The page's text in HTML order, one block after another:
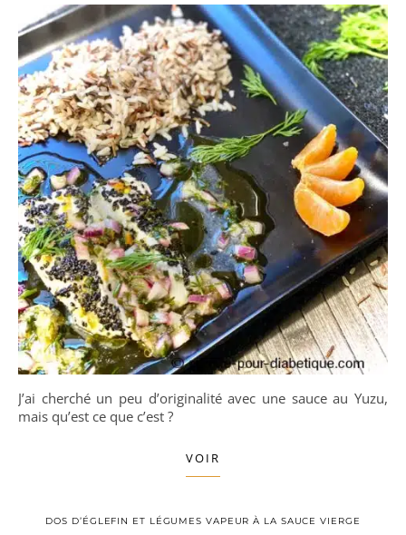
J’ai cherché un peu d’originalité avec une sauce au Yuzu,
mais qu’est ce que c’est ?
VOIR
DOS D’ÉGLEFIN ET LÉGUMES VAPEUR À LA SAUCE VIERGE